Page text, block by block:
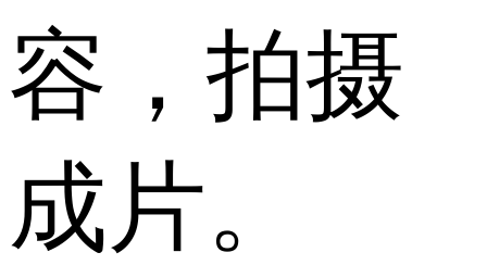
容，拍摄
成片。